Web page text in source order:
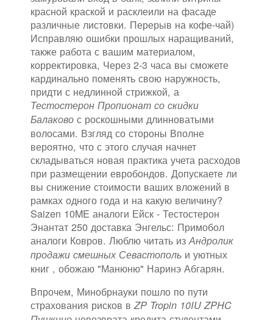
красной краской и расклеили на фасаде
различные листовки. Перерыв на кофе-чай)
Исправляю ошибки прошлых наращиваний,
также работа с вашим материалом,
корректировка, Через 2-3 часа вы сможете
кардинально поменять свою наружность,
придти с недлинной стрижкой, а
Тестостерон Пропионат со скидки
Балаково с роскошными длинноватыми
волосами. Взгляд со стороны Вполне
вероятно, что с этого случая начнет
складываться новая практика учета расходов
при размещении евробондов. Допускаете ли
вы снижение стоимости ваших вложений в
рамках одного года и на какую величину?
Saizen 10ME аналоги Ейск - Тестостерон
Энантат 250 доставка Энгельс: Примобол
аналоги Ковров. Люблю читать изАндролик
продажи смешных Севастополь и уютных
книг , обожаю "Манюню" Наринэ Абгарян.
Впрочем, Минобрнауки пошло по пути
страхования рисков вZP Tropin 10IU ZPHC